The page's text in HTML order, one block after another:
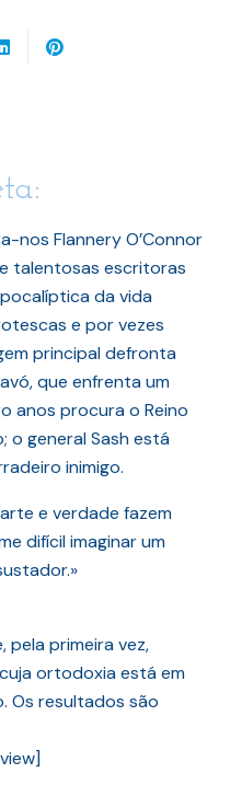
nos Flannery O’Connor
talentosas escritoras
da vida
e por vezes
principal defronta
que enfrenta um
anos procura o Reino
o general Sash está
inimigo.
e verdade fazem
difícil imaginar um
pela primeira vez,
ortodoxia está em
Os resultados são